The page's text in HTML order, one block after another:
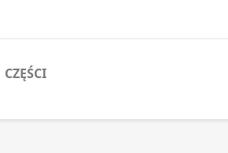
CZĘŚCI